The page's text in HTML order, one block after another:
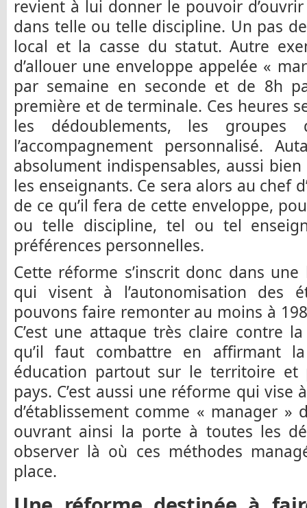
revient à lui donner le pouvoir
dans telle ou telle discipline. Un pas
local et la casse du statut. Autre
d’allouer une enveloppe appelée «
par semaine en seconde et de 8h
première et de terminale. Ces heures
les dédoublements, les
l’accompagnement personnalisé.
absolument indispensables, aussi
les enseignants. Ce sera alors au chef
de ce qu’il fera de cette enveloppe,
ou telle discipline, tel ou tel
préférences personnelles.
Cette réforme s’inscrit donc dans
qui visent à l’autonomisation des
pouvons faire remonter au moins à
C’est une attaque très claire contre
qu’il faut combattre en affirmant la
éducation partout sur le territoire
pays. C’est aussi une réforme qui
d’établissement comme « manager »
ouvrant ainsi la porte à toutes les
observer là où ces méthodes
place.